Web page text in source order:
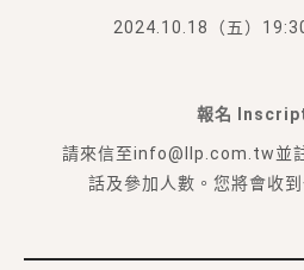
2024.10.18（五）
報名
請來信至info@llp.com.tw並
話及參加人數。您將會收